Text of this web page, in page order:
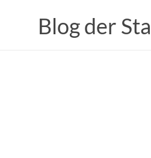
Blog der